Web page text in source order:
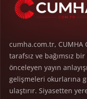
cumha.com.tr, CUMHA
tarafsız ve bağımsız
önceleyen yayın
gelişmeleri okurlarına
ulaştırır. Siyasetten